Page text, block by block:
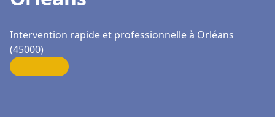
Intervention rapide et professionnelle à Orléans
(45000)